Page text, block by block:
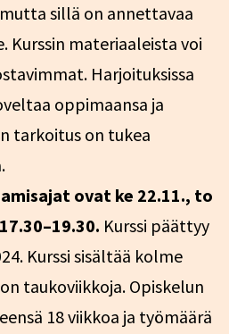
sillä on annettavaa
Kurssin materiaaleista voi
Harjoituksissa
oppimaansa ja
tarkoitus on tukea
ovat ke 22.11., to
Kurssi päättyy
Kurssi sisältää kolme
taukoviikkoja. Opiskelun
18 viikkoa ja työmäärä